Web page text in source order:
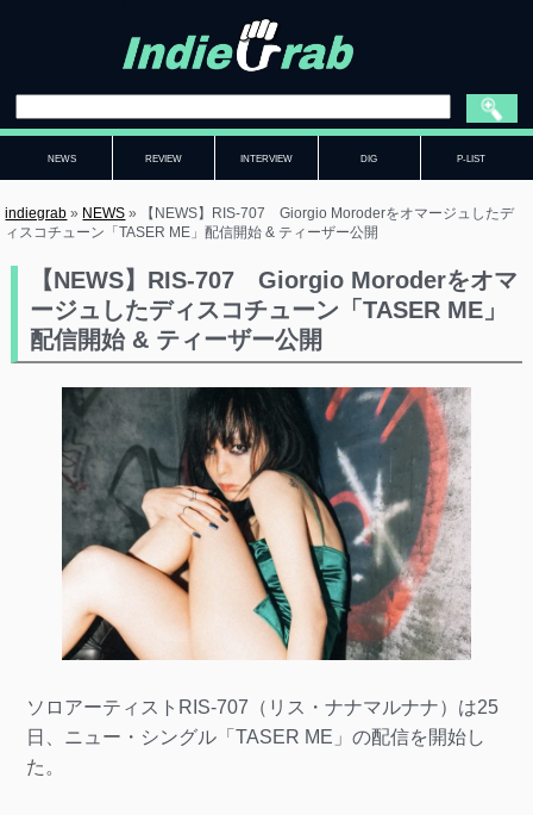
NEWS REVIEW INTERVIEW DIG P-LIST
indiegrab » NEWS »
【NEWS】RIS-707 Giorgio Moroderをオマージュしたデ
ィスコチューン「TASER ME」配信開始 & ティーザー公開
【NEWS】RIS-707 Giorgio Moroderをオマ
ージュしたディスコチューン「TASER ME」
配信開始 & ティーザー公開
ソロアーティストRIS-707（リス・ナナマルナナ）は25
日、ニュー・シングル「TASER ME」の配信を開始し
た。